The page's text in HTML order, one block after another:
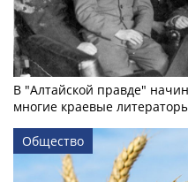
В "Алтайской правде"
многие краевые
Общество